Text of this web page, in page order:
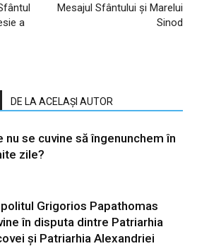
a
Mesajul Sfântului și Marelui
Sinod
DE LA ACELAȘI AUTOR
nu se cuvine să îngenunchem în
zile?
Grigorios Papathomas
în disputa dintre Patriarhia
și Patriarhia Alexandriei